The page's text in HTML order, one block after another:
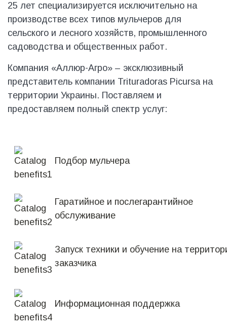
25 лет специализируется исключительно на
производстве всех типов мульчеров для
сельского и лесного хозяйств, промышленного
садоводства и общественных работ.
Компания «Аллюр-Агро» – эксклюзивный
представитель компании Trituradoras Picursa на
территории Украины. Поставляем и
предоставляем полный спектр услуг:
Подбор мульчера
Гаратийное и послегарантийное
обслуживание
Запуск техники и обучение на
заказчика
Информационная поддержка